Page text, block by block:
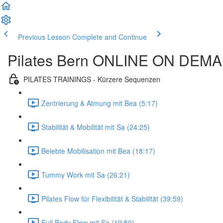
Previous Lesson Complete and Continue
Pilates Bern ONLINE ON
PILATES TRAININGS - Kürzere Sequenzen
Zentrierung & Atmung mit Bea (5:17)
Stabilität & Mobilität mit Sa (24:25)
Belebte Mobilisation mit Bea (18:17)
Tummy Work mit Sa (26:21)
Pilates Flow für Flexibilität & Stabilität (39:59)